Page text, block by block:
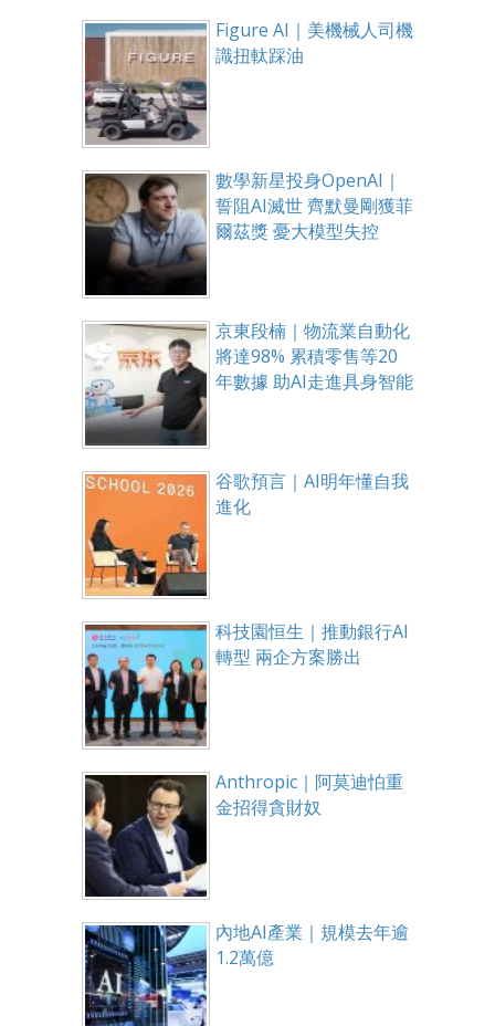
Figure AI｜美機械人司機
識扭軚踩油
數學新星投身OpenAI｜
誓阻AI滅世 齊默曼剛獲菲
爾茲獎 憂大模型失控
京東段楠｜物流業自動化
將達98% 累積零售等20
年數據 助AI走進具身智能
谷歌預言｜AI明年懂自我
進化
科技園恒生｜推動銀行AI
轉型 兩企方案勝出
Anthropic｜阿莫迪怕重
金招得貪財奴
內地AI產業｜規模去年逾
1.2萬億